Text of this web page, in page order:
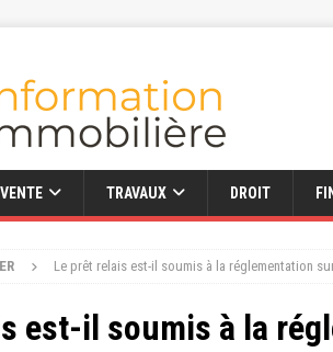
TRAVAUX DROIT
Le prêt relais est-il soumis à la réglementation
est-il soumis à la